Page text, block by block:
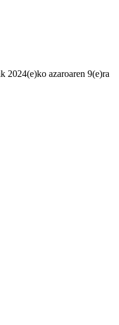
2024(e)ko azaroaren 9(e)ra